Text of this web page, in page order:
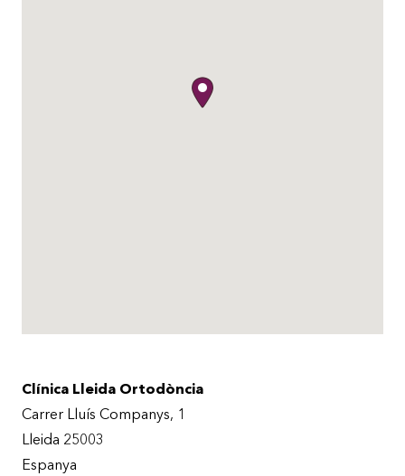
Clínica Lleida Ortodòncia
Carrer Lluís Companys, 1
Lleida 25003
Espanya